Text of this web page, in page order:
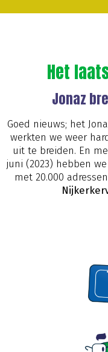
Het
Jonaz
Goed nieuws; het
werkten we weer
uit te breiden. En
juni (2023) hebben
met 20.000